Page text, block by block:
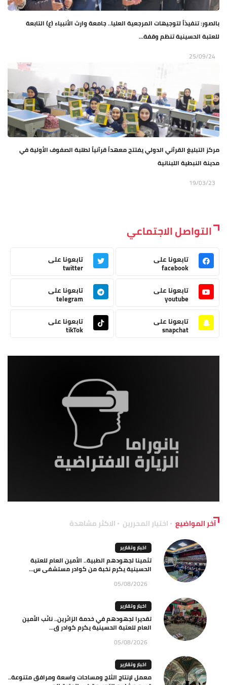
بالصور: تنفيذاً لتوجيهات المرجعية العليا.. جامعة وارث الأنبياء (ع) التابعة
للعتبة الحسينية تنظم وقفة...
25/09/24
مركز التبليغ القرآني الدولي يفتتح معهداً قرآنياً لطلبة الصفوف الأولية في
مدينة النبطية اللبنانية
19/03/23
التواصل الاجتماعي
تابعونا على
facebook
تابعونا على
twitter
تابعونا على
youtube
تابعونا على
telegram
تابعونا على
snapchat
تابعونا على
tikTok
آخر المواضيع اختيار المحررين الاكثر مشاهدة
اخبار وتقارير
تثمينا لجهودهم الطبية.. الأمين العام للعتبة
الحسينية يكرم نخبة من كوادر مستشفى س...
05/08/2026
اخبار وتقارير
تقديرا لجهودهم في خدمة الزائرين.. نائب الأمين
العام للعتبة الحسينية يكرم كوادر ق...
05/08/2026
اخبار وتقارير
معمل لإنتاج الثلج ومساحات واسعة ومرافق متنوعة..